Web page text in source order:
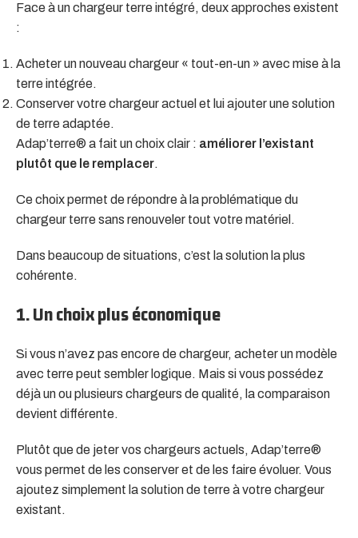
Face à un chargeur terre intégré, deux approches existent
:
Acheter un nouveau chargeur « tout-en-un » avec mise à la
terre intégrée.
Conserver votre chargeur actuel et lui ajouter une solution
de terre adaptée.
Adap’terre® a fait un choix clair : améliorer l’existant
plutôt que le remplacer.
Ce choix permet de répondre à la problématique du
chargeur terre sans renouveler tout votre matériel.
Dans beaucoup de situations, c’est la solution la plus
cohérente.
1. Un choix plus économique
Si vous n’avez pas encore de chargeur, acheter un modèle
avec terre peut sembler logique. Mais si vous possédez
déjà un ou plusieurs chargeurs de qualité, la comparaison
devient différente.
Plutôt que de jeter vos chargeurs actuels, Adap’terre®
vous permet de les conserver et de les faire évoluer. Vous
ajoutez simplement la solution de terre à votre chargeur
existant.